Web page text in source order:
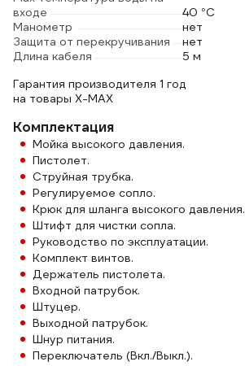
входе
40 °С
Манометр
нет
Защита от перекручивания
нет
Длина кабеля
5 м
Гарантия производителя 1 год
на товары X-MAX
Комплектация
Мойка высокого давления.
Пистолет.
Струйная трубка.
Регулируемое сопло.
Крюк для шланга высокого давления.
Штифт для чистки сопла.
Руководство по эксплуатации.
Комплект винтов.
Держатель пистолета.
Входной патрубок.
Штуцер.
Выходной патрубок.
Шнур питания.
Переключатель (Вкл./Выкл.).